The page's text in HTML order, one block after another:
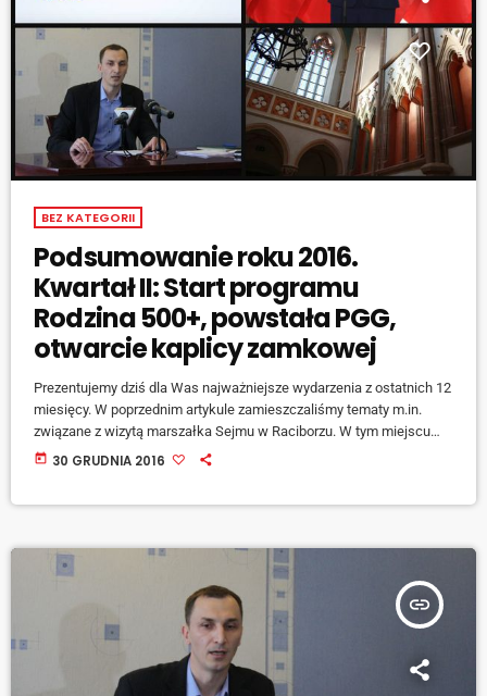
BEZ KATEGORII
Podsumowanie roku 2016.
Kwartał II: Start programu
Rodzina 500+, powstała PGG,
otwarcie kaplicy zamkowej
Prezentujemy dziś dla Was najważniejsze wydarzenia z ostatnich 12
miesięcy. W poprzednim artykule zamieszczaliśmy tematy m.in.
związane z wizytą marszałka Sejmu w Raciborzu. W tym miejscu
znajdziecie wydarzenia z II kwartału 2016 roku. KWIECIEŃ Kwiecień
Wojtkiewicz, kierownik działu […]
today 30 GRUDNIA 2016
insert_link